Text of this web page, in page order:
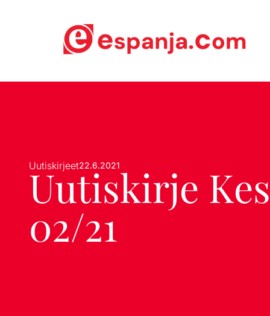
Uutiskirjeet22.6.2021
Uutiskirje
02/21